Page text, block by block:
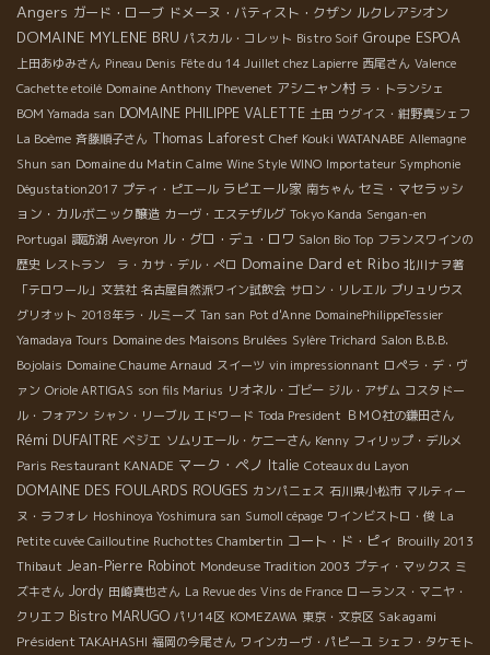
Angers ガード・ローブ ドメーヌ・バティスト・クザン ルクレアシオン
DOMAINE MYLENE BRU パスカル・コレット Bistro Soif Groupe ESPOA
上田あゆみさん Pineau Denis Fête du 14 Juillet chez Lapierre 西尾さん Valence
Cachette etoilé Domaine Anthony Thevenet アシニャン村 ラ・トランシェ
BOM Yamada san DOMAINE PHILIPPE VALETTE 土田 ウグイス・紺野真シェフ
La Boème 斉藤順子さん Thomas Laforest Chef Kouki WATANABE Allemagne
Shun san Domaine du Matin Calme Wine Style WINO Importateur Symphonie
Dégustation2017 プティ・ピエール ラピエール家 南ちゃん セミ・マセラッシ
ョン・カルボニック醸造 カーヴ・エステザルグ Tokyo Kanda Sengan-en
Portugal 諏訪湖 Aveyron ル・グロ・デュ・ロワ Salon Bio Top フランスワインの
歴史 レストラン ラ・カサ・デル・ぺロ Domaine Dard et Ribo 北川ナヲ著
「テロワール」文芸社 名古屋自然派ワイン試飲会 サロン・リレエル ブリュリウス
グリオット 2018年ラ・ルミーズ Tan san Pot d'Anne DomainePhilippeTessier
Yamadaya Tours Domaine des Maisons Brulées Sylère Trichard Salon B.B.B.
Bojolais Domaine Chaume Arnaud スイーツ vin impressionnant ロペラ・デ・ヴ
ァン Oriole ARTIGAS son fils Marius リオネル・ゴビー ジル・アザム コスタドー
ル・フォアン シャン・リーブル エドワード Toda President ＢＭＯ社の鎌田さん
Rémi DUFAITRE ベジエ ソムリエール・ケニーさん Kenny フィリップ・デルメ
Paris Restaurant KANADE マーク・ペノ Italie Coteaux du Layon
DOMAINE DES FOULARDS ROUGES カンパニェス 石川県小松市 マルティー
ヌ・ラフォレ Hoshinoya Yoshimura san Sumoll cépage ワインビストロ・俊 La
Petite cuvée Cailloutine Ruchottes Chambertin コート・ド・ピィ Brouilly 2013
Thibaut Jean-Pierre Robinot Mondeuse Tradition 2003 プティ・マックス ミ
ズキさん Jordy 田崎真也さん La Revue des Vins de France ローランス・マニヤ・
クリエフ Bistro MARUGO パリ14区 KOMEZAWA 東京・文京区 Sakagami
Président TAKAHASHI 福岡の今尾さん ワインカーヴ・パピーユ シェフ・タケモト